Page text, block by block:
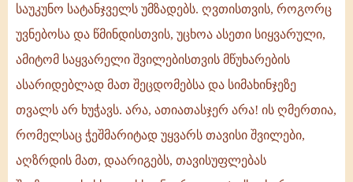
საუკუნო სატანჯველს უმზადებს. ღვთისთვის, როგორც
უვნებოსა და წმინდისთვის, უცხოა ასეთი სიყვარული,
ამიტომ საყვარელი შვილებისთვის მწუხარების
ასარიდებლად მათ შეცდომებსა და სიმახინჯეზე
თვალს არ ხუჭავს. არა, ათიათასჯერ არა! ის ღმერთია,
რომელსაც ჭეშმარიტად უყვარს თავისი შვილები,
აღზრდის მათ, დაარიგებს, თავისუფლებას